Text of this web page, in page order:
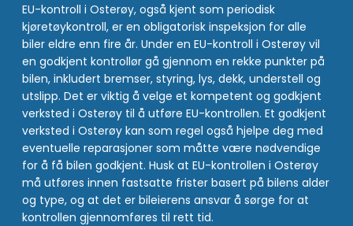
EU-kontroll i Osterøy, også kjent som periodisk
kjøretøykontroll, er en obligatorisk inspeksjon for alle
biler eldre enn fire år. Under en EU-kontroll i Osterøy vil
en godkjent kontrollør gå gjennom en rekke punkter på
bilen, inkludert bremser, styring, lys, dekk, understell og
utslipp. Det er viktig å velge et kompetent og godkjent
verksted i Osterøy til å utføre EU-kontrollen. Et godkjent
verksted i Osterøy kan som regel også hjelpe deg med
eventuelle reparasjoner som måtte være nødvendige
for å få bilen godkjent. Husk at EU-kontrollen i Osterøy
må utføres innen fastsatte frister basert på bilens alder
og type, og at det er bileierens ansvar å sørge for at
kontrollen gjennomføres til rett tid.